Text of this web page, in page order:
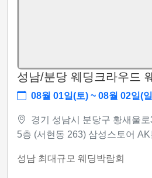
성남/분당 웨딩크라우드
08월 01일(토) ~ 08월 02일(
경기 성남시 분당구 황새울
5층 (서현동 263) 삼성스토어
성남 최대규모 웨딩박람회